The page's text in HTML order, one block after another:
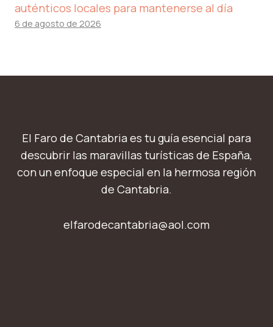
auténticos locales para mantenerse al día
6 de agosto de 2026
El Faro de Cantabria es tu guía esencial para
descubrir las maravillas turísticas de España,
con un enfoque especial en la hermosa región
de Cantabria.
elfarodecantabria@aol.com